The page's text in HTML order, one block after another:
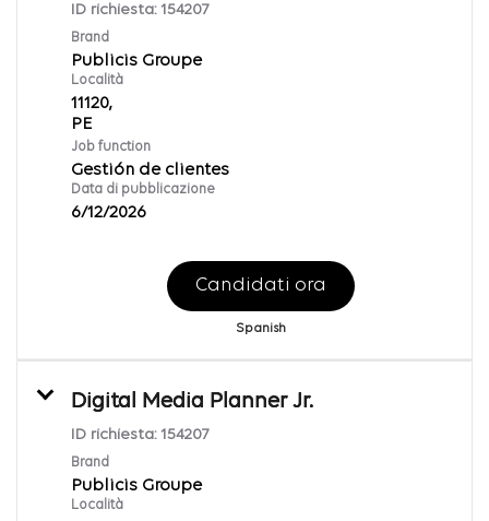
ID richiesta: 154207
Brand
Publicis Groupe
Località
11120,
Job function
Gestión de clientes
Data di pubblicazione
6/12/2026
Candidati ora
Spanish
Digital Media Planner Jr.
ID richiesta: 154207
Brand
Publicis Groupe
Località